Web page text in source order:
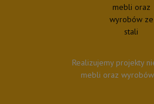
Realizujemy projekty
mebli oraz